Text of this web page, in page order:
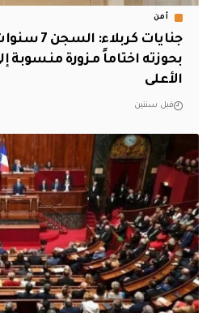
أمن
جنايات
بحوزته اختاماً مـزورة
الأعلى
قبل سنتين